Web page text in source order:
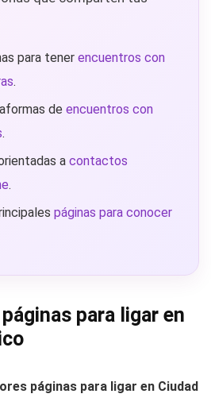
para tener encuentros con
.
de encuentros con
.
a contactos
.
páginas para conocer
para ligar en
páginas para ligar en Ciudad